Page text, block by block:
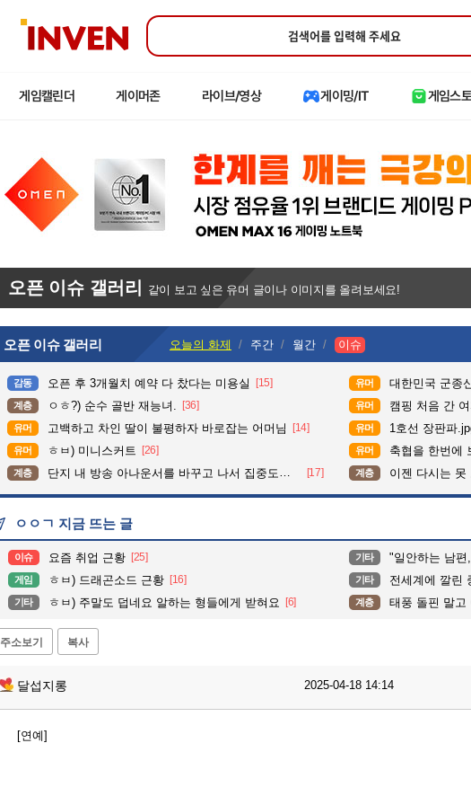
인
게임캘린더 게이머존 라이브/영상 게이밍/IT 게임스
오픈 이슈 갤러리 같이 보고 싶은 유머 글이나 이미지를 올려보세요!
오픈 이슈 갤러리 오늘의 화제 주간 월간 이슈
감동 오픈 후 3개월치 예약 다 찼다는 미용실 [15] 유머 대한민국 군종
계층 ㅇㅎ?) 순수 골반 재능녀. [36] 유머 캠핑 처음 간
유머 고백하고 차인 딸이 불평하자 바로잡는 어머님 [14] 유머 1호선 장판파
유머 ㅎㅂ) 미니스커트 [26] 유머 축협을 한번에
계층 단지 내 방송 아나운서를 바꾸고 나서 집중도가 확 올라갔다는 한 아파트의 안내방송 [17] 계층 이젠 다시는 못
ㅇㅇㄱ 지금 뜨는 글
이슈 요즘 취업 근황 [25] 기타 "일안하는 남편
게임 ㅎㅂ) 드래곤소드 근황 [16] 기타 전세계에 깔린
기타 ㅎㅂ) 주말도 덥네요 알하는 형들에게 받혀요 [6] 계층 태풍 돌핀 말고
주소보기 복사
달섭지롱 2025-04-18 14:14
[연예]